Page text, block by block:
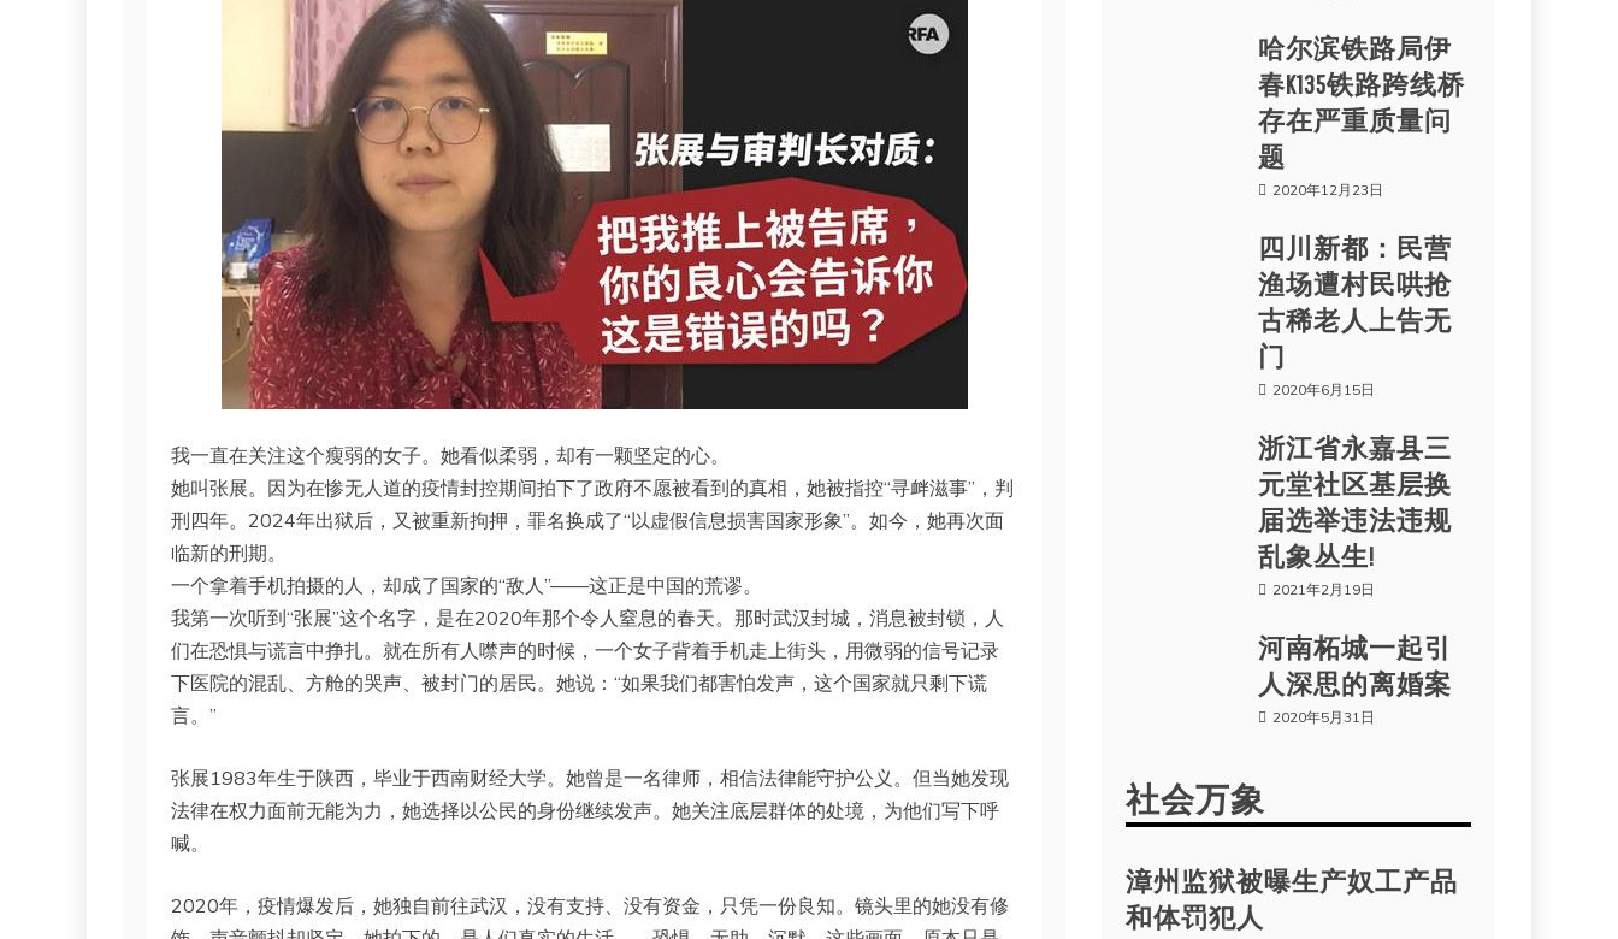
我一直在关注这个瘦弱的女子。她看似柔弱，却有一颗坚定的心。
她叫张展。因为在惨无人道的疫情封控期间拍下了政府不愿被看到的真相，她被指控“寻衅滋事”，判
刑四年。2024年出狱后，又被重新拘押，罪名换成了“以虚假信息损害国家形象”。如今，她再次面
临新的刑期。
一个拿着手机拍摄的人，却成了国家的“敌人”——这正是中国的荒谬。
我第一次听到“张展”这个名字，是在2020年那个令人窒息的春天。那时武汉封城，消息被封锁，人
们在恐惧与谎言中挣扎。就在所有人噤声的时候，一个女子背着手机走上街头，用微弱的信号记录
下医院的混乱、方舱的哭声、被封门的居民。她说：“如果我们都害怕发声，这个国家就只剩下谎
言。”
张展1983年生于陕西，毕业于西南财经大学。她曾是一名律师，相信法律能守护公义。但当她发现
法律在权力面前无能为力，她选择以公民的身份继续发声。她关注底层群体的处境，为他们写下呼
喊。
2020年，疫情爆发后，她独自前往武汉，没有支持、没有资金，只凭一份良知。镜头里的她没有修
哈尔滨铁路局伊
春K135铁路跨线桥
存在严重质量问
题
2020年12月23日
四川新都：民营
渔场遭村民哄抢
古稀老人上告无
门
2020年6月15日
浙江省永嘉县三
元堂社区基层换
届选举违法违规
乱象丛生!
2021年2月19日
河南柘城一起引
人深思的离婚案
2020年5月31日
社会万象
漳州监狱被曝生产奴工产品
和体罚犯人